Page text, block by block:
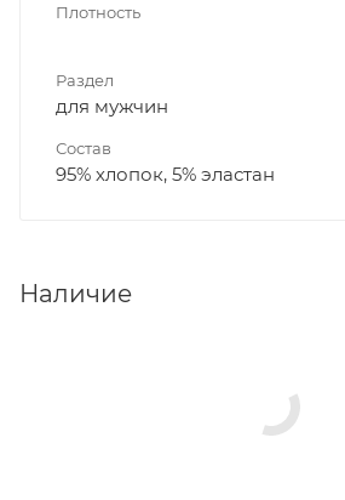
Плотность
Раздел
для мужчин
Состав
95% хлопок, 5% эластан
Наличие